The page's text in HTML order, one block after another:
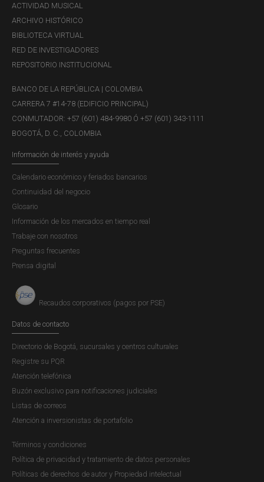
ACTIVIDAD MUSICAL
ARCHIVO HISTÓRICO
BIBLIOTECA VIRTUAL
RED DE INVESTIGADORES
REPOSITORIO INSTITUCIONAL
BANCO DE LA REPÚBLICA | COLOMBIA
CARRERA 7 #14-78 (EDIFICIO PRINCIPAL)
CONMUTADOR: +57 (601) 484-9980 Ó +57 (601) 343-1111
BOGOTÁ, D. C., COLOMBIA
Información de interés y ayuda
Calendario económico y feriados bancarios
Continuidad del negocio
Glosario
Información de los mercados en tiempo real
Trabaje con nosotros
Preguntas frecuentes
Prensa digital
Recaudos corporativos (pagos por PSE)
Datos de contacto
Directorio de Bogotá, sucursales y centros culturales
Registre su PQR
Atención telefónica
Buzón exclusivo para notificaciones judiciales
Listas de correos
Atención a inversionistas de portafolio
Términos y condiciones
Política de privacidad y tratamiento de datos personales
Políticas de derechos de autor y Propiedad intelectual